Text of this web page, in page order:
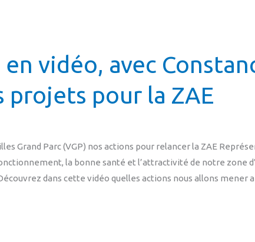
vidéo, avec
projets pour la ZAE
Grand Parc (VGP) nos actions pour relancer la ZAE
la bonne santé et l’attractivité de notre zone
dans cette vidéo quelles actions nous allons mener